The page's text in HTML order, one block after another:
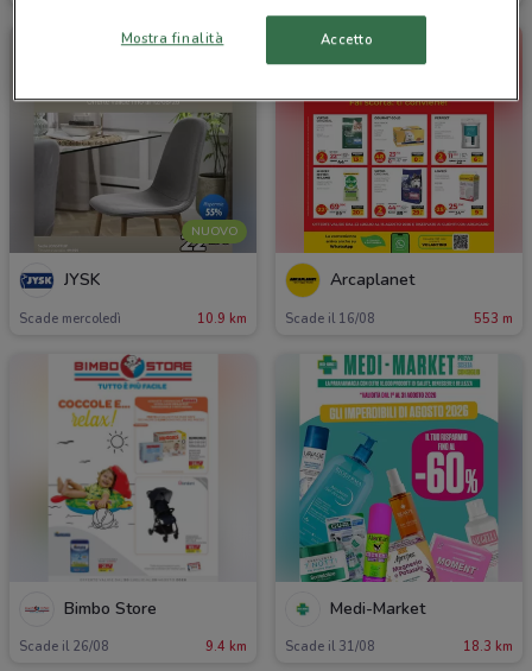
NUOVO
JYSK
Scade mercoledì 10.9 km
Arcaplanet
Scade il 16/08 553 m
Bimbo Store
Scade il 26/08 9.4 km
Medi-Market
Scade il 31/08 18.3 km
Mostra finalità Accetto